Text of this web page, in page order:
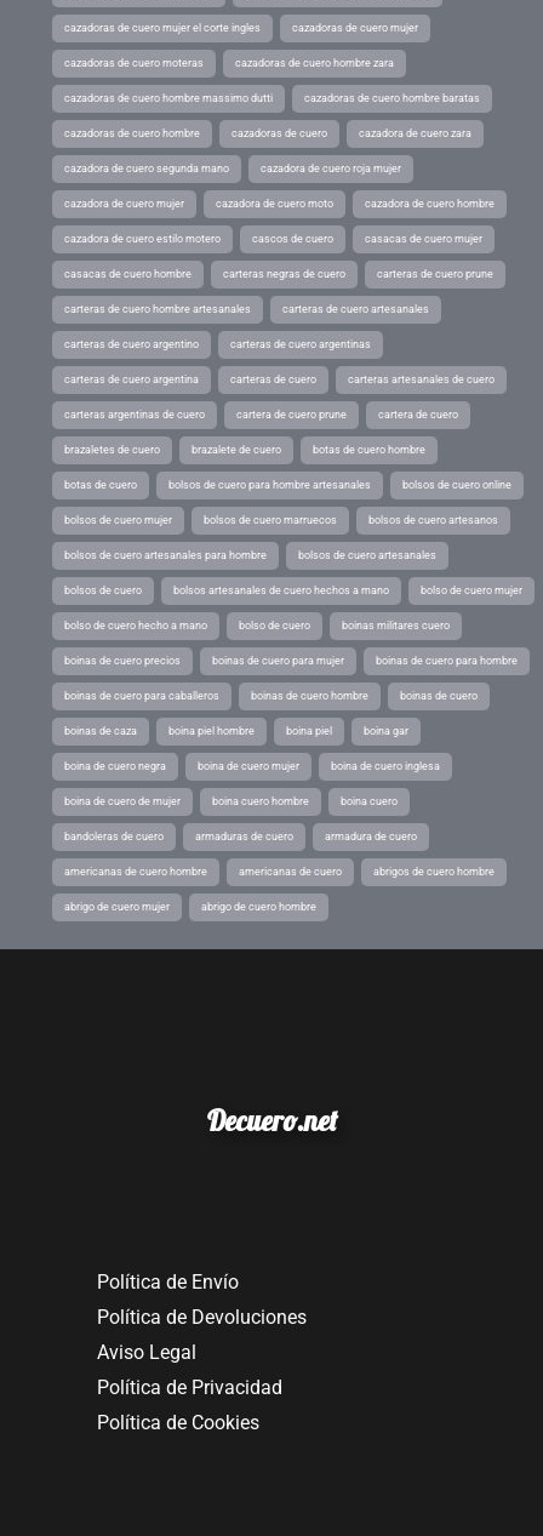
cazadoras de cuero mujer el corte ingles cazadoras de cuero mujer
cazadoras de cuero moteras cazadoras de cuero hombre zara
cazadoras de cuero hombre massimo dutti cazadoras de cuero hombre baratas
cazadoras de cuero hombre cazadoras de cuero cazadora de cuero zara
cazadora de cuero segunda mano cazadora de cuero roja mujer
cazadora de cuero mujer cazadora de cuero moto cazadora de cuero hombre
cazadora de cuero estilo motero cascos de cuero casacas de cuero mujer
casacas de cuero hombre carteras negras de cuero carteras de cuero prune
carteras de cuero hombre artesanales carteras de cuero artesanales
carteras de cuero argentino carteras de cuero argentinas
carteras de cuero argentina carteras de cuero carteras artesanales de cuero
carteras argentinas de cuero cartera de cuero prune cartera de cuero
brazaletes de cuero brazalete de cuero botas de cuero hombre
botas de cuero bolsos de cuero para hombre artesanales bolsos de cuero online
bolsos de cuero mujer bolsos de cuero marruecos bolsos de cuero artesanos
bolsos de cuero artesanales para hombre bolsos de cuero artesanales
bolsos de cuero bolsos artesanales de cuero hechos a mano bolso de cuero mujer
bolso de cuero hecho a mano bolso de cuero boinas militares cuero
boinas de cuero precios boinas de cuero para mujer boinas de cuero para hombre
boinas de cuero para caballeros boinas de cuero hombre boinas de cuero
boinas de caza boina piel hombre boina piel boina gar
boina de cuero negra boina de cuero mujer boina de cuero inglesa
boina de cuero de mujer boina cuero hombre boina cuero
bandoleras de cuero armaduras de cuero armadura de cuero
americanas de cuero hombre americanas de cuero abrigos de cuero hombre
abrigo de cuero mujer abrigo de cuero hombre
Decuero.net
Política de Envío
Política de Devoluciones
Aviso Legal
Política de Privacidad
Política de Cookies